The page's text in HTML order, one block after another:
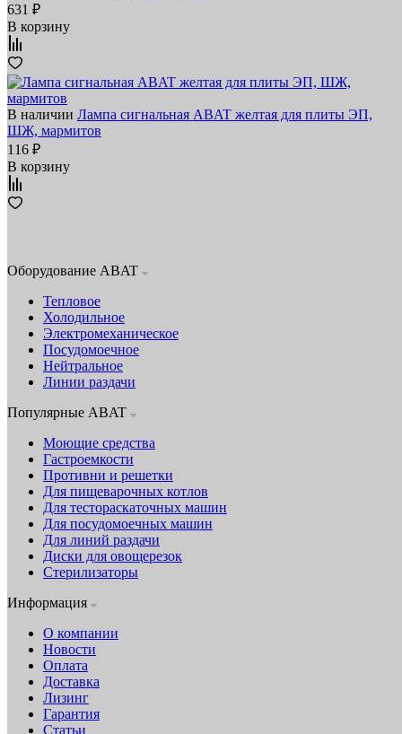
631 ₽
В корзину
В наличии Лампа сигнальная ABAT желтая для плиты ЭП,
ШЖ, мармитов
116 ₽
В корзину
Оборудование ABAT
Тепловое
Холодильное
Электромеханическое
Посудомоечное
Нейтральное
Линии раздачи
Популярные ABAT
Моющие средства
Гастроемкости
Противни и решетки
Для пищеварочных котлов
Для тестораскаточных машин
Для посудомоечных машин
Для линий раздачи
Диски для овощерезок
Стерилизаторы
Информация
О компании
Новости
Оплата
Доставка
Лизинг
Гарантия
Статьи